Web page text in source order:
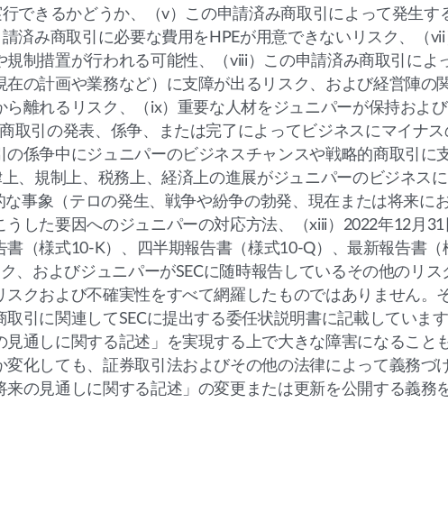
できるかどうか、（v）この申請済み商取引によって発生す
済み商取引に必要な費用をHPEが用意できないリスク、（vii
制措置が行われる可能性、（viii）この申請済み商取引によ
の計画や業務など）に支障が出るリスク、および経営陣の
離れるリスク、（ix）重要な人材をジュニパーが保持およ
取引の発表、係争、または完了によってビジネスにマイナス
係争中にジュニパーのビジネスチャンスや戦略的商取引に
、規制上、税務上、経済上の進展がジュニパーのビジネス
事象（テロの発生、戦争や紛争の勃発、現在または将来に
した要因へのジュニパーの対応方法、（xiii）2022年12月31
書（様式10-K）、四半期報告書（様式10-Q）、最新報告書（
、およびジュニパーがSECに随時報告しているその他のリス
クおよび不確実性をすべて網羅したものではありません。
引に関連してSECに提出する委任状説明書に記載していま
通しに関する記述」を実現する上で大きな障害になること
化しても、証券取引法およびその他の法律によって義務づ
の見通しに関する記述」の変更または更新を公開する義務